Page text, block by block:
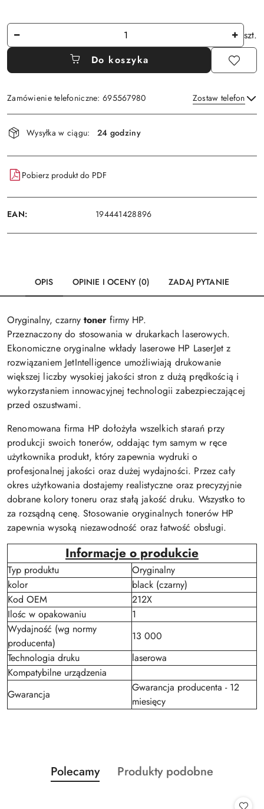
Ilość
szt.
Do koszyka
Zamówienie telefoniczne: 695567980 Zostaw telefon
Dostępność
i
dostawa
Wysyłka w ciągu: 24 godziny
Pobierz produkt do PDF
EAN: 194441428896
OPIS OPINIE I OCENY (0) ZADAJ PYTANIE
Oryginalny, czarny toner firmy HP.
Przeznaczony do stosowania w drukarkach laserowych.
Ekonomiczne oryginalne wkłady laserowe HP LaserJet z
rozwiązaniem JetIntelligence umożliwiają drukowanie
większej liczby wysokiej jakości stron z dużą prędkością i
wykorzystaniem innowacyjnej technologii zabezpieczającej
przed oszustwami.
Renomowana firma HP dołożyła wszelkich starań przy
produkcji swoich tonerów, oddając tym samym w ręce
użytkownika produkt, który zapewnia wydruki o
profesjonalnej jakości oraz dużej wydajności. Przez cały
okres użytkowania dostajemy realistyczne oraz precyzyjnie
dobrane kolory toneru oraz stałą jakość druku. Wszystko to
za rozsądną cenę. Stosowanie oryginalnych tonerów HP
zapewnia wysoką niezawodność oraz łatwość obsługi.
Informacje o produkcie
Typ produktu
Oryginalny
kolor
black (czarny)
Kod OEM
212X
Ilośc w opakowaniu
1
Wydajność (wg normy
producenta)
13 000
Technologia druku
laserowa
Kompatybilne urządzenia
Gwarancja
Gwarancja producenta - 12
miesięcy
Pomiń karuzelę produktów
Produkty
o
Polecamy
Produkty
Produkty podobne